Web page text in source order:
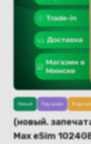
(новый.
Max eSim
Новый Под заказ В